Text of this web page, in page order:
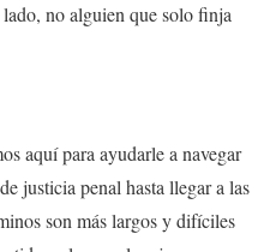
no alguien que solo finja
aquí para ayudarle a navegar
justicia penal hasta llegar a las
son más largos y difíciles